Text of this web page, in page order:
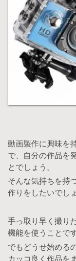
動画製作に興味を
で、自分の作品を
とでしょう。
そんな気持ちを持
作りをしたいでし
手っ取り早く撮り
機能を使うことです
でもどうせ始める
カッコ良く作品を